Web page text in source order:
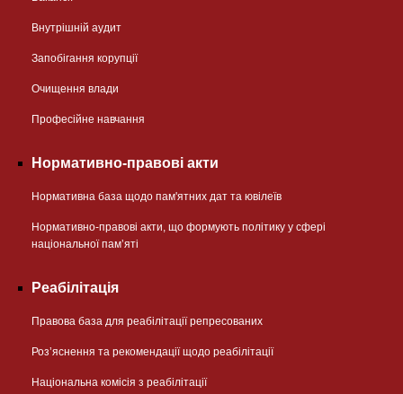
Внутрішній аудит
Запобігання корупції
Очищення влади
Професійне навчання
Нормативно-правові акти
Нормативна база щодо пам'ятних дат та ювілеїв
Нормативно-правові акти, що формують політику у сфері
національної памʼяті
Реабілітація
Правова база для реабілітації репресованих
Розʼяснення та рекомендації щодо реабілітації
Національна комісія з реабілітації